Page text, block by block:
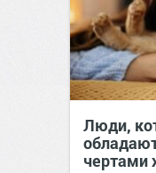
Люди,
чертами